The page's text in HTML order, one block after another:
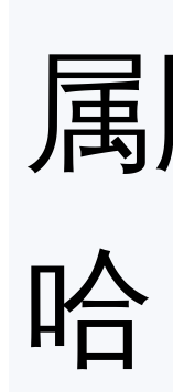
哈